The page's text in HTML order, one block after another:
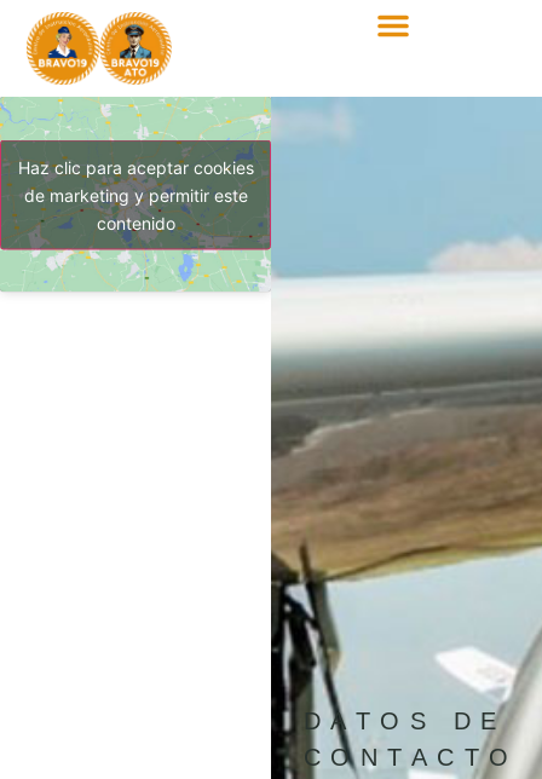
Haz clic para aceptar cookies
de marketing y permitir este
contenido
DATOS DE
CONTACTO